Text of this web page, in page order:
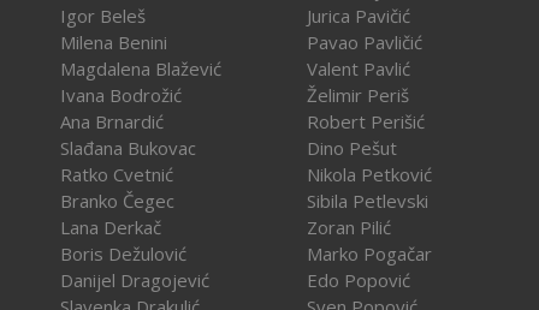
Igor Beleš
Milena Benini
Magdalena Blažević
Ivana Bodrožić
Ana Brnardić
Slađana Bukovac
Ratko Cvetnić
Branko Čegec
Lana Derkač
Boris Dežulović
Danijel Dragojević
Jurica Pavičić
Pavao Pavličić
Valent Pavlić
Želimir Periš
Robert Perišić
Dino Pešut
Nikola Petković
Sibila Petlevski
Zoran Pilić
Marko Pogačar
Edo Popović